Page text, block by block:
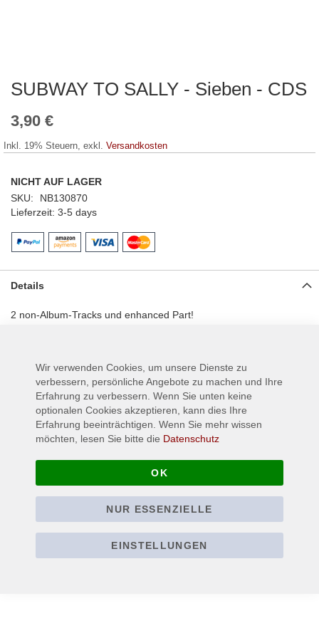
SUBWAY TO SALLY - Sieben - CDS
3,90 €
Inkl. 19% Steuern, exkl. Versandkosten
NICHT AUF LAGER
SKU
NB130870
Lieferzeit 3-5 days
Zum
der
Bildergalerie
springen
Details
2 non-Album-Tracks und enhanced Part!
Wir verwenden Cookies, um unsere Dienste zu
verbessern, persönliche Angebote zu machen und Ihre
Erfahrung zu verbessern. Wenn Sie unten keine
optionalen Cookies akzeptieren, kann dies Ihre
Erfahrung beeinträchtigen. Wenn Sie mehr wissen
möchten, lesen Sie bitte die Datenschutz
OK
NUR ESSENZIELLE
EINSTELLUNGEN